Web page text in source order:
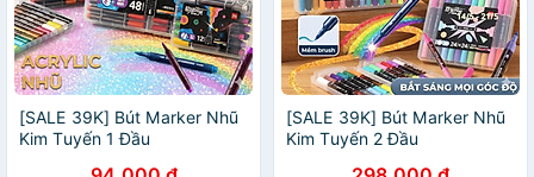
[SALE 39K] Bút Marker Nhũ
Kim Tuyến 1 Đầu
[SALE 39K] Bút Marker Nhũ
Kim Tuyến 2 Đầu